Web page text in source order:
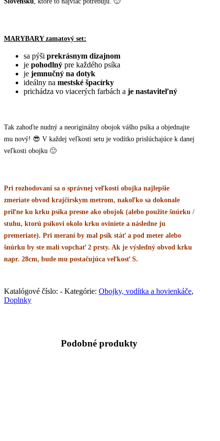
MARYBARY zamatový set:
sa pýši prekrásnym dizajnom
je pohodlný pre každého psíka
je jemnučný na dotyk
ideálny na mestské špacírky
prichádza vo viacerých farbách a je nastaviteľný
Tak zahoďte nudný a neoriginálny obojok vášho psíka a objednajte
mu nový! 😎 V každej veľkosti setu je vodítko prislúchajúce k danej
veľkosti obojku 🙂
Pri rozhodovaní sa o správnej veľkosti obojka najlepšie
zmeriate obvod krajčírskym metrom, nakoľko sa dokonale
priľne ku krku psíka presne ako obojok (alebo použite šnúrku /
stuhu, ktorú psíkovi okolo krku oviniete a následne ju
premeriate). Pri meraní by mal psík stáť a pod meter alebo
šnúrku by ste mali vopchať 2 prsty. Ak je výsledný obvod krku
napr. 28cm, bude mu postačujúca veľkosť S.
Katalógové číslo: - Kategórie: Obojky, vodítka a hovienkáče,
Doplnky
Podobné produkty